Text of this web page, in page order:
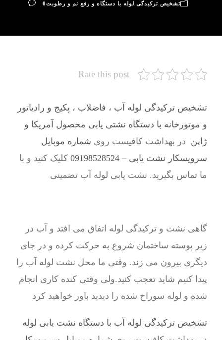
تشخیص ترکیدگی لوله با دستگاه و رفع نم و رطوبت0
Rate this post
تشخیص ترکیدگی لوله آب ، فاضلاب ، پکیج و رادیاتور
و موتورخانه با دستگاه نشتی یابی محصول آمریکا و
ژاپن در بهداشت کافیست روی شماره موبایل
سرویسکار نشت یابی – 09198528524
کلیک کنید و با
ما تماس بگیرید. نشت یابی لوله آب تضمینی
گاهی نشت و ترکیدگی لوله اتفاق می افتد و آب در
زیر پوسته ساختمان شروع به حرکت کرده و در جای
دیگری بیرون می زند. وقتی ما محل نشت لوله آب را
پیدا کنیم شاید تعجب کنید.ولی وقتی کنده کاری انجام
شده و لوله سوراخ شده را دیدید باور خواهید کرد
تشخیص ترکیدگی لوله آب با دستگاه نشت یابی لوله